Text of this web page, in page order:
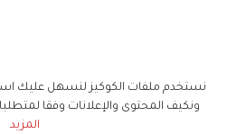
نستخدم ملفات الكوكيز لنسهل عليك
ونكيف المحتوى والإعلانات وفقا
المزيد